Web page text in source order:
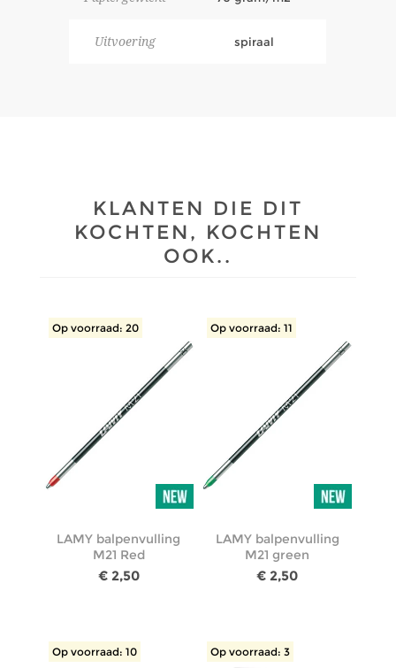
Uitvoering spiraal
KLANTEN DIE DIT
KOCHTEN, KOCHTEN
OOK..
Op voorraad: 20
LAMY balpenvulling
M21 Red
€ 2,50
Op voorraad: 11
LAMY balpenvulling
M21 green
€ 2,50
Op voorraad: 10 Op voorraad: 3